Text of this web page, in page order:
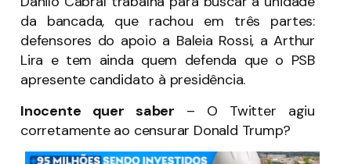
da bancada, que rachou em três partes:
defensores do apoio a Baleia Rossi, a Arthur
Lira e tem ainda quem defenda que o PSB
apresente candidato à presidência.
Inocente quer saber – O Twitter agiu
corretamente ao censurar Donald Trump?